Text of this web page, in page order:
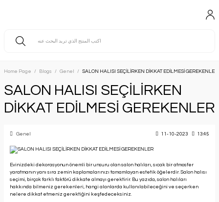
Home Page Blogs Genel SALON HALISI SEÇİLİRKEN DİKKAT EDİLMESİ GEREKENLER
SALON HALISI SEÇİLİRKEN
DİKKAT EDİLMESİ GEREKENLER
Genel 11-10-2023 13:45
Evinizdeki dekorasyonun önemli bir unsuru olan salon halıları, sıcak bir atmosfer
yaratmanın yanı sıra zemin kaplamalarınızı tamamlayan estetik öğelerdir. Salon halısı
seçimi, birçok farklı faktörü dikkate almayı gerektirir. Bu yazıda, salon halıları
hakkında bilmeniz gerekenleri, hangi alanlarda kullanılabileceğini ve seçerken
nelere dikkat etmeniz gerektiğini keşfedeceksiniz.